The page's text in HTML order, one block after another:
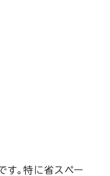
す。特に省スペー